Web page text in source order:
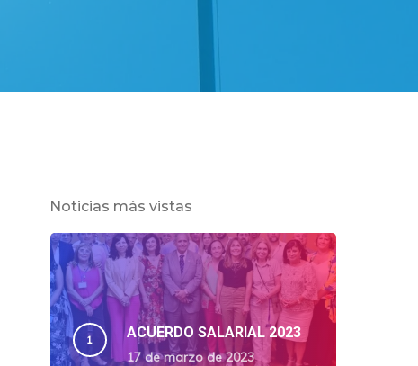
Noticias más vistas
ACUERDO SALARIAL 2023
17 de marzo de 2023